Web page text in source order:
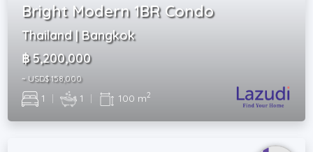
Bright Modern 1BR Condo
Thailand | Bangkok
฿ 5,200,000
~ USD$ 158,000
1 | 1 | 100 m2